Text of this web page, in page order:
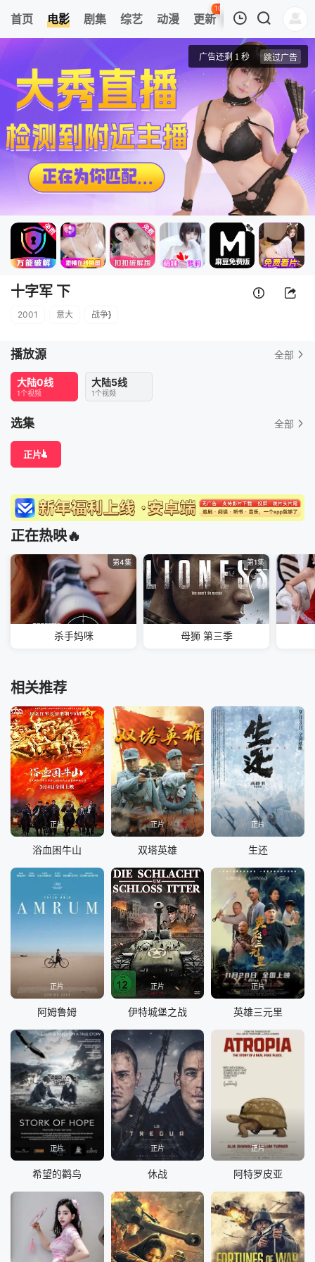
首页 电影 剧集 综艺 动漫 更新
108
热榜 APP
我的观影记录
正片
十字军 下
清空
十字军 下
2001 意大 战争}
播放源 全部
大陆0线
1个视频
大陆5线
1个视频
选集 全部
正片
正在热映🔥
第4集
杀手妈咪
第1集
母狮 第三季
相关推荐
正片
浴血困牛山
正片
双塔英雄
正片
生还
正片
阿姆鲁姆
正片
伊特城堡之战
正片
英雄三元里
正片
希望的鹳鸟
正片
休战
正片
阿特罗皮亚